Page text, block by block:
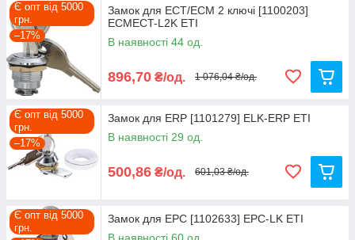
Є опт від 5000
грн.
–17%
Замок для ECT/ECM 2 ключі [1100203]
ECMECT-L2K ETI
В наявності 44 од.
896,70 ₴/од. 1 076,04 ₴/од.
Є опт від 5000
грн.
–17%
Замок для ERP [1101279] ELK-ERP ETI
В наявності 29 од.
500,86 ₴/од. 601,03 ₴/од.
Є опт від 5000
грн.
Замок для EPC [1102633] EPC-LK ETI